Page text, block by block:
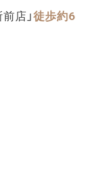
店」徒歩約6